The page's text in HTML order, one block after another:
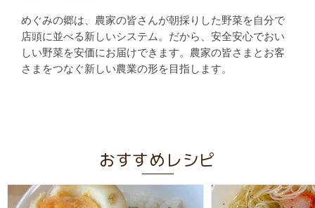
めぐみの郷は、農家の皆さんが朝採りした野菜を自分で
店頭に並べる新しいシステム。だから、安全安心でおい
しい野菜を安価にお届けできます。農家の皆さまとお客
さまをつなぐ新しい農業の形を目指します。
おすすめレシピ